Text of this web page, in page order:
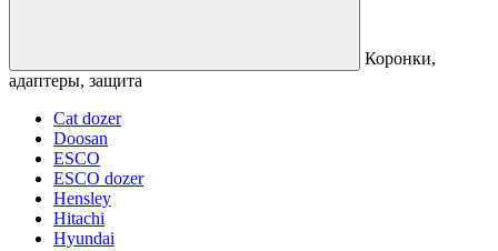
Коронки,
адаптеры, защита
Cat dozer
Doosan
ESCO
ESCO dozer
Hensley
Hitachi
Hyundai